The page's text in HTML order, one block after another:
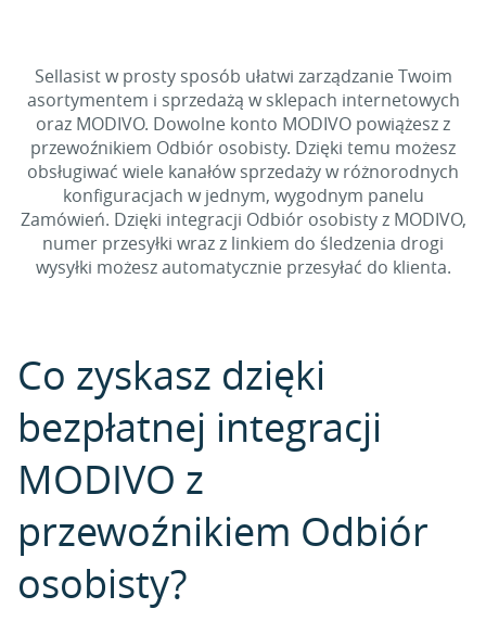
Sellasist w prosty sposób ułatwi zarządzanie Twoim
asortymentem i sprzedażą w sklepach internetowych
oraz MODIVO. Dowolne konto MODIVO powiążesz z
przewoźnikiem Odbiór osobisty. Dzięki temu możesz
obsługiwać wiele kanałów sprzedaży w różnorodnych
konfiguracjach w jednym, wygodnym panelu
Zamówień. Dzięki integracji Odbiór osobisty z MODIVO,
numer przesyłki wraz z linkiem do śledzenia drogi
wysyłki możesz automatycznie przesyłać do klienta.
Co zyskasz dzięki
bezpłatnej integracji
MODIVO z
przewoźnikiem Odbiór
osobisty?